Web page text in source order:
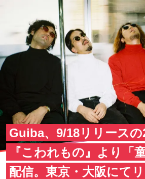
Guiba、9/18リリース
『こわれもの』より「
配信。東京・大阪にて